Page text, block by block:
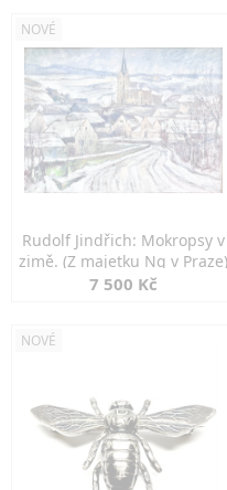
NOVÉ
Rudolf Jindřich: Mokropsy v
zimě. (Z majetku Ng v Praze)
7 500 Kč
NOVÉ